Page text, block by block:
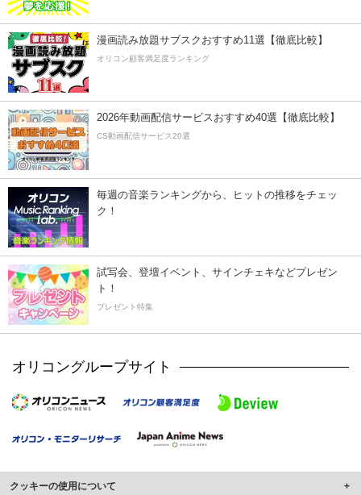
漫画読み放題サブスクおすすめ11選【徹底比較】
オリコン顧客満足度ランキング
2026年動画配信サービスおすすめ40選【徹底比較】
CS動画配信サービス20選
毎週の音楽ランキングから、ヒットの推移をチェッ
ク！
試写会、登壇イベント、サインチェキなどプレゼン
ト！
プレゼント特集
オリコングループサイト
クッキーの使用について